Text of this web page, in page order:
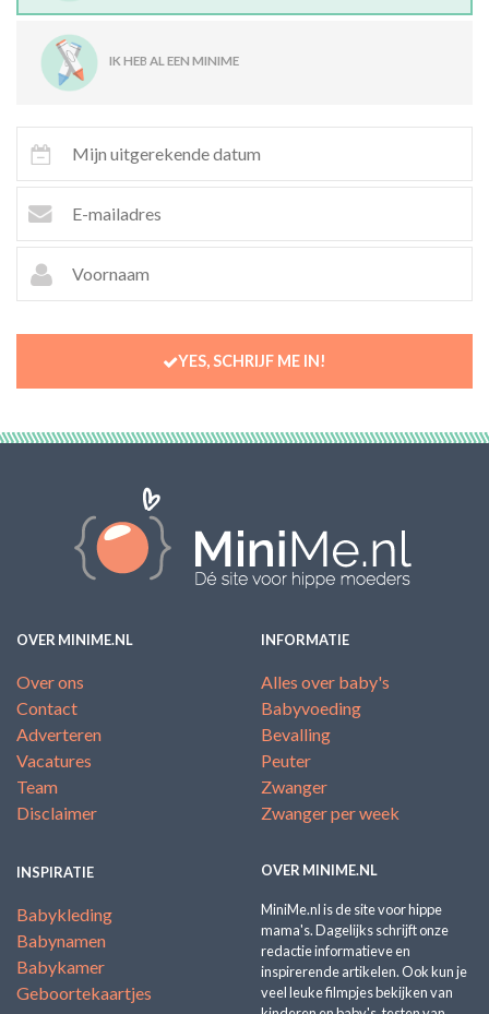
IK HEB AL EEN MINIME
YES, SCHRIJF ME IN!
OVER MINIME.NL
Over ons
Contact
Adverteren
Vacatures
Team
Disclaimer
INFORMATIE
Alles over baby's
Babyvoeding
Bevalling
Peuter
Zwanger
Zwanger per week
INSPIRATIE
Babykleding
Babynamen
Babykamer
Geboortekaartjes
OVER MINIME.NL
MiniMe.nl is de site voor hippe
mama's. Dagelijks schrijft onze
redactie informatieve en
inspirerende artikelen. Ook kun je
veel leuke filmpjes bekijken van